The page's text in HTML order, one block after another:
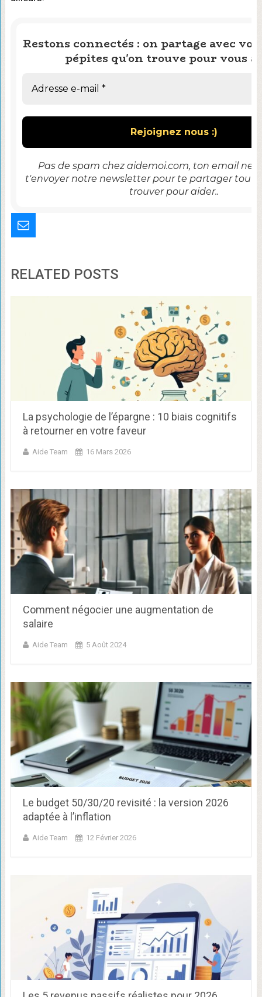
Restons connectés : on partage avec
pépites qu'on trouve pour vous
Pas de spam chez aidemoi.com, ton email ne
t'envoyer notre newsletter pour te partager tout
trouver pour aider..
RELATED POSTS
La psychologie de l’épargne : 10 biais cognitifs
à retourner en votre faveur
Aide Team 16 Mars 2026
Comment négocier une augmentation de
salaire
Aide Team 5 Août 2024
Le budget 50/30/20 revisité : la version 2026
adaptée à l’inflation
Aide Team 12 Février 2026